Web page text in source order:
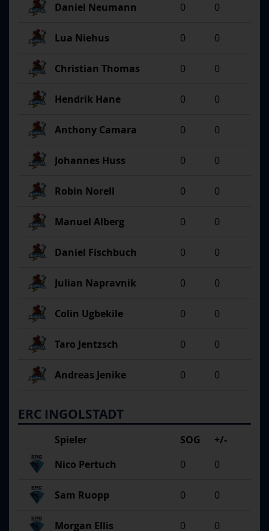
Daniel Neumann 0 0
Lua Niehus 0 0
Christian Thomas 0 0
Hendrik Hane 0 0
Anthony Camara 0 0
Johannes Huss 0 0
Robin Norell 0 0
Manuel Alberg 0 0
Daniel Fischbuch 0 0
Julian Napravnik 0 0
Colin Ugbekile 0 0
Taro Jentzsch 0 0
Andreas Jenike 0 0
ERC INGOLSTADT
Spieler SOG
+/-
Nico Pertuch
0 0
Sam Ruopp 0 0
Morgan Ellis 0 0